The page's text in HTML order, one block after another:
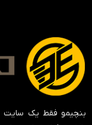
بنچیمو فقط یک سایت